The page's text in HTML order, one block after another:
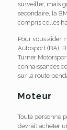
surveiller, mais
secondaire, la
compris celles
Pour vous aider,
Autosport (BA),
Turner
connaissances
sur la route
Moteur
Toute personne
devrait acheter